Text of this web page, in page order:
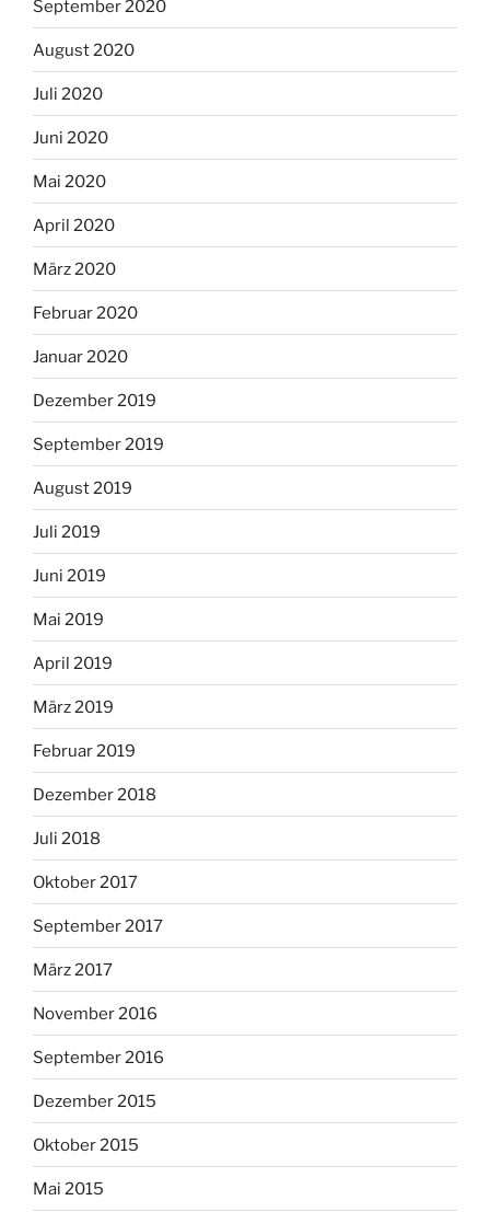
September 2020
August 2020
Juli 2020
Juni 2020
Mai 2020
April 2020
März 2020
Februar 2020
Januar 2020
Dezember 2019
September 2019
August 2019
Juli 2019
Juni 2019
Mai 2019
April 2019
März 2019
Februar 2019
Dezember 2018
Juli 2018
Oktober 2017
September 2017
März 2017
November 2016
September 2016
Dezember 2015
Oktober 2015
Mai 2015